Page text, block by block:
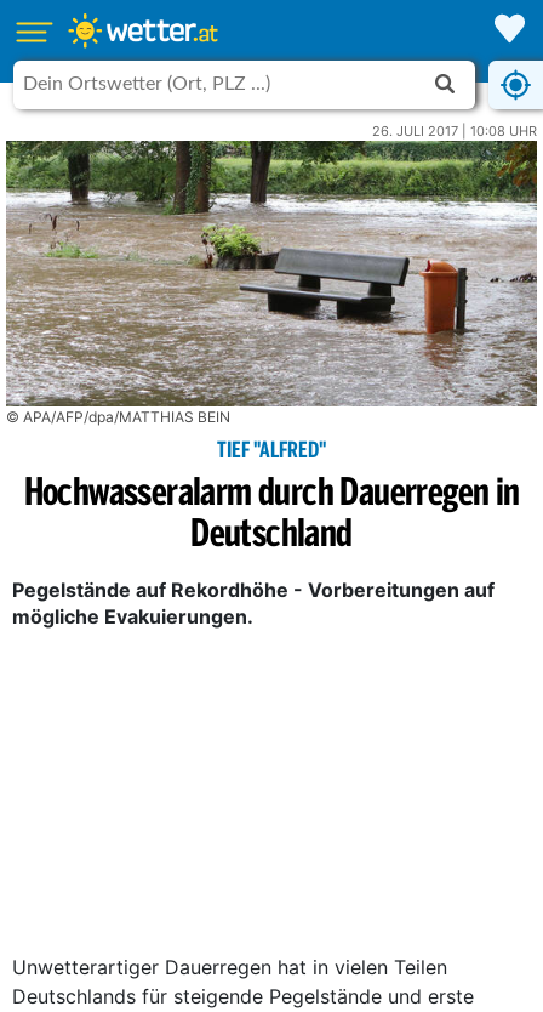
26. JULI 2017 | 10:08 UHR
© APA/AFP/dpa/MATTHIAS BEIN
TIEF "ALFRED"
Hochwasseralarm durch Dauerregen in
Deutschland
Pegelstände auf Rekordhöhe - Vorbereitungen auf
mögliche Evakuierungen.
Unwetterartiger Dauerregen hat in vielen Teilen
Deutschlands für steigende Pegelstände und erste